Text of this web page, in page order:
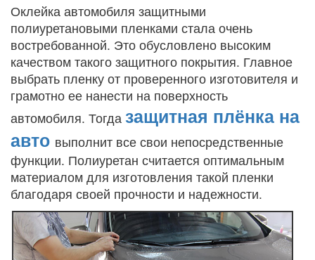
Оклейка автомобиля защитными
полиуретановыми пленками стала очень
востребованной. Это обусловлено высоким
качеством такого защитного покрытия. Главное
выбрать пленку от проверенного изготовителя и
грамотно ее нанести на поверхность
автомобиля. Тогда защитная плёнка на
авто выполнит все свои непосредственные
функции. Полиуретан считается оптимальным
материалом для изготовления такой пленки
благодаря своей прочности и надежности.